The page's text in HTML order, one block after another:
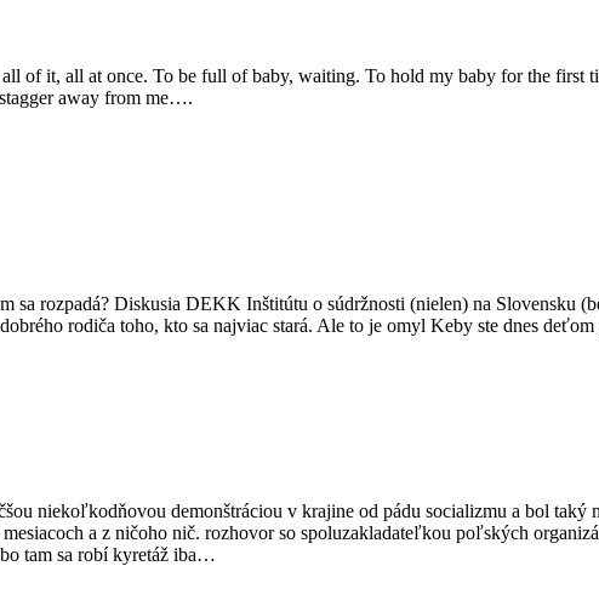
of it, all at once. To be full of baby, waiting. To hold my baby for the first
away from me….
sa rozpadá? Diskusia DEKK Inštitútu o súdržnosti (nielen) na Slovensku
rodiča toho, kto sa najviac stará. Ale to je omyl Keby ste dnes
niekoľkodňovou demonštráciou v krajine od pádu socializmu a bol taký
a z ničoho nič. rozhovor so spoluzakladateľkou poľských
tam sa robí kyretáž iba…